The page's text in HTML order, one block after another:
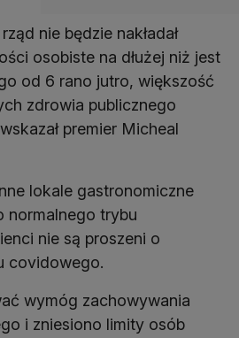
nie będzie nakładał
osobiste na dłużej niż jest
od 6 rano jutro, większość
zdrowia publicznego
premier Micheal
lokale gastronomiczne
normalnego trybu
nie są proszeni o
covidowego.
wymóg zachowywania
i zniesiono limity osób